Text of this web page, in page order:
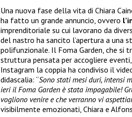
Una nuova fase della vita di Chiara
ha fatto un grande annuncio, ovvero
imprenditoriale su cui lavorano da
del nastro ha sancito l’apertura a una
polifunzionale. Il Foma Garden, che si
struttura pensata per accogliere
Instagram la coppia ha condiviso il
didascalia: “Sono stati mesi duri, intensi
ieri il Foma Garden è stata impagabile!
vogliono venire e che verranno vi
visibilmente emozionati, Chiara e